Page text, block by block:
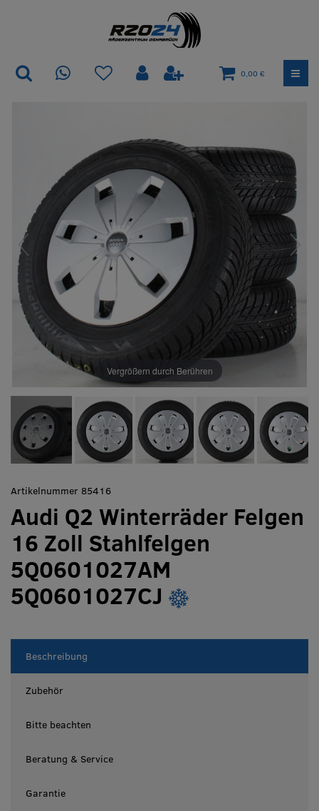
0,00 €
Vergrößern durch Berühren
Artikelnummer 85416
Audi Q2 Winterräder Felgen
16 Zoll Stahlfelgen
5Q0601027AM
5Q0601027CJ
Beschreibung
Zubehör
Bitte beachten
Beratung & Service
Garantie